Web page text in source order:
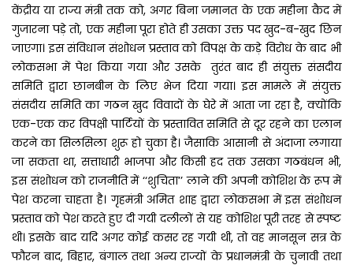
केंद्रीय या राज्य मंत्री तक को, अगर बिना जमानत के एक महीना कैद में
गुजारना पड़े तो, एक महीना पूरा होते ही उसका उक्त पद खुद-ब-खुद छिन
जाएगा। इस संविधान संशोधन प्रस्ताव को विपक्ष के कड़े विरोध के बाद भी
लोकसभा में पेश किया गया और उसके तुरंत बाद ही संयुक्त संसदीय
समिति द्वारा छानबीन के लिए भेज दिया गया। इस मामले में संयुक्त
संसदीय समिति का गठन खुद विवादों के घेरे में आता जा रहा है, क्योंकि
एक-एक कर विपक्षी पार्टियों के प्रस्तावित समिति से दूर रहने का एलान
करने का सिलसिला शुरू हो चुका है। जैसाकि आसानी से अंदाजा लगाया
जा सकता था, सत्ताधारी भाजपा और किसी हद तक उसका गठबंधन भी,
इस संशोधन को राजनीति में ‘‘शुचिता’’ लाने की अपनी कोशिश के रूप में
पेश करना चाहता है। गृहमंत्री अमित शाह द्वारा लोकसभा में इस संशोधन
प्रस्ताव को पेश करते हुए दी गयी दलीलों से यह कोशिश पूरी तरह से स्पष्ट
थी। इसके बाद यदि अगर कोई कसर रह गयी थी, तो वह मानसून सत्र के
फौरन बाद, बिहार, बंगाल तथा अन्य राज्यों के प्रधानमंत्री के चुनावी तथा